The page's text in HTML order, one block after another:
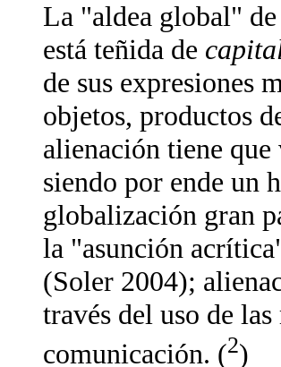
La "aldea global"
está teñida de
de sus expresiones
objetos, productos
alienación tiene
siendo por ende un
globalización gran
la "asunción acrítica
(Soler 2004);
través del uso de
comunicación. (2)